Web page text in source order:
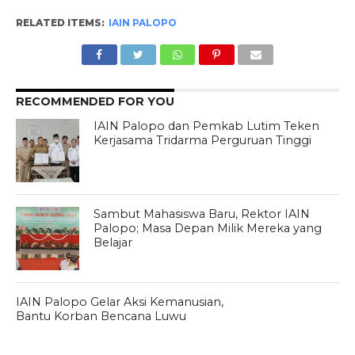
RELATED ITEMS: IAIN PALOPO
RECOMMENDED FOR YOU
IAIN Palopo dan Pemkab Lutim Teken
Kerjasama Tridarma Perguruan Tinggi
Sambut Mahasiswa Baru, Rektor IAIN
Palopo; Masa Depan Milik Mereka yang
Belajar
IAIN Palopo Gelar Aksi Kemanusian,
Bantu Korban Bencana Luwu